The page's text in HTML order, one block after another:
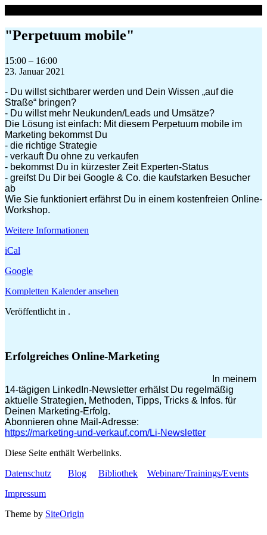
springen
"Perpetuum mobile"
"Perpetuum
mobile"
15:00 – 16:00
23. Januar 2021
- Du willst sichtbarer werden und Dein Wissen „auf die
Straße“ bringen?
- Du willst mehr Neukunden/Leads und Umsätze?
Die Lösung ist einfach: Mit diesem Perpetuum mobile im
Marketing bekommst Du
- die richtige Strategie
- verkauft Du ohne zu verkaufen
- bekommst Du in kürzester Zeit Experten-Status
- greifst Du Dir bei Google & Co. die kaufstarken Besucher
ab
Wie Sie funktioniert erfährst Du in einem kostenfreien Online-
Workshop.
Weitere Informationen
iCal
Google
Kompletten Kalender ansehen
Veröffentlicht in .
Erfolgreiches Online-Marketing
In meinem
14-tägigen LinkedIn-Newsletter erhälst Du regelmäßig
aktuelle Strategien, Methoden, Tipps, Tricks & Infos. für
Deinen Marketing-Erfolg.
Abonnieren ohne Mail-Adresse:
https://marketing-und-verkauf.com/Li-Newsletter
Diese Seite enthält Werbelinks.
Datenschutz
Blog Bibliothek
Webinare/Trainings/Events
Impressum
Theme by SiteOrigin